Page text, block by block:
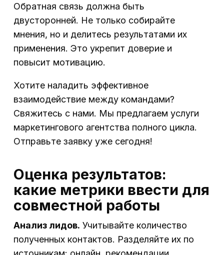
Обратная связь должна быть
двусторонней. Не только собирайте
мнения, но и делитесь результатами их
применения. Это укрепит доверие и
повысит мотивацию.
Хотите наладить эффективное
взаимодействие между командами?
Свяжитесь с нами. Мы предлагаем услуги
маркетингового агентства полного цикла.
Отправьте заявку уже сегодня!
Оценка результатов:
какие метрики ввести для
совместной работы
Анализ лидов. Учитывайте количество
полученных контактов. Разделяйте их по